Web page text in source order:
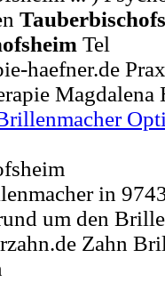
Tel
haefner.de
Magdalena
in
um den
Zahn